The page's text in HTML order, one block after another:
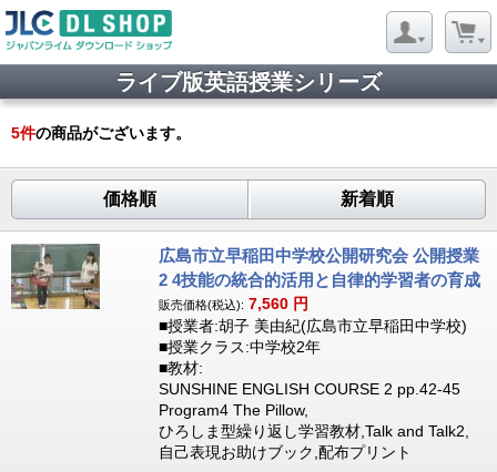
ライブ版英語授業シリーズ
5件の商品がございます。
価格順 新着順
広島市立早稲田中学校公開研究会 公開授業
2 4技能の統合的活用と自律的学習者の育成
販売価格(税込): 7,560 円
■授業者:胡子 美由紀(広島市立早稲田中学校)
■授業クラス:中学校2年
■教材:
SUNSHINE ENGLISH COURSE 2 pp.42-45
Program4 The Pillow,
ひろしま型繰り返し学習教材,Talk and Talk2,
自己表現お助けブック,配布プリント